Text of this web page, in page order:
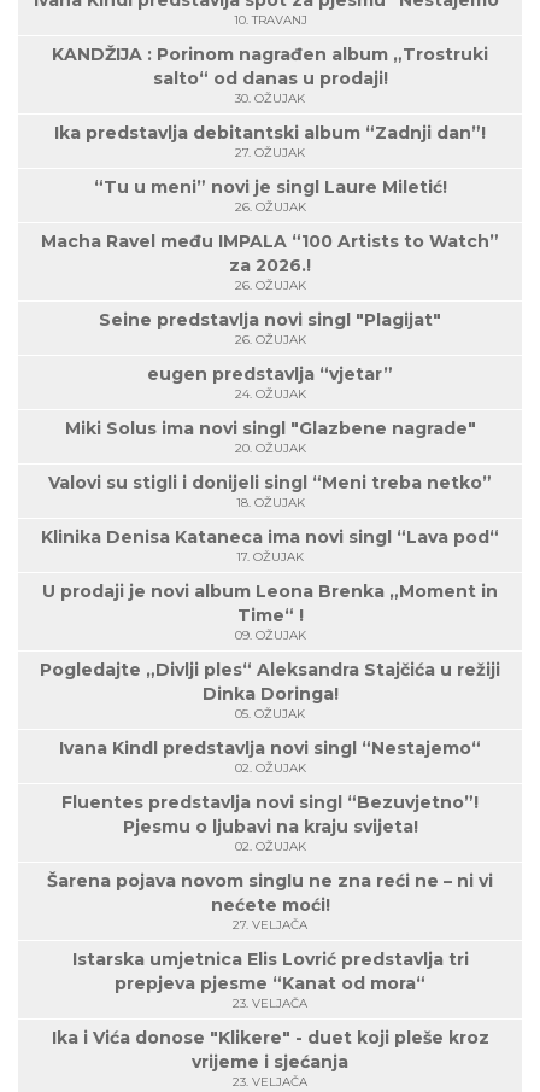
10. TRAVANJ
KANDŽIJA : Porinom nagrađen album „Trostruki
salto“ od danas u prodaji!
30. OŽUJAK
Ika predstavlja debitantski album “Zadnji dan”!
27. OŽUJAK
“Tu u meni” novi je singl Laure Miletić!
26. OŽUJAK
Macha Ravel među IMPALA “100 Artists to Watch”
za 2026.!
26. OŽUJAK
Seine predstavlja novi singl "Plagijat"
26. OŽUJAK
eugen predstavlja “vjetar”
24. OŽUJAK
Miki Solus ima novi singl "Glazbene nagrade"
20. OŽUJAK
Valovi su stigli i donijeli singl “Meni treba netko”
18. OŽUJAK
Klinika Denisa Kataneca ima novi singl “Lava pod“
17. OŽUJAK
U prodaji je novi album Leona Brenka „Moment in
Time“ !
09. OŽUJAK
Pogledajte „Divlji ples“ Aleksandra Stajčića u režiji
Dinka Doringa!
05. OŽUJAK
Ivana Kindl predstavlja novi singl “Nestajemo“
02. OŽUJAK
Fluentes predstavlja novi singl “Bezuvjetno”!
Pjesmu o ljubavi na kraju svijeta!
02. OŽUJAK
Šarena pojava novom singlu ne zna reći ne – ni vi
nećete moći!
27. VELJAČA
Istarska umjetnica Elis Lovrić predstavlja tri
prepjeva pjesme “Kanat od mora“
23. VELJAČA
Ika i Vića donose "Klikere" - duet koji pleše kroz
vrijeme i sjećanja
23. VELJAČA